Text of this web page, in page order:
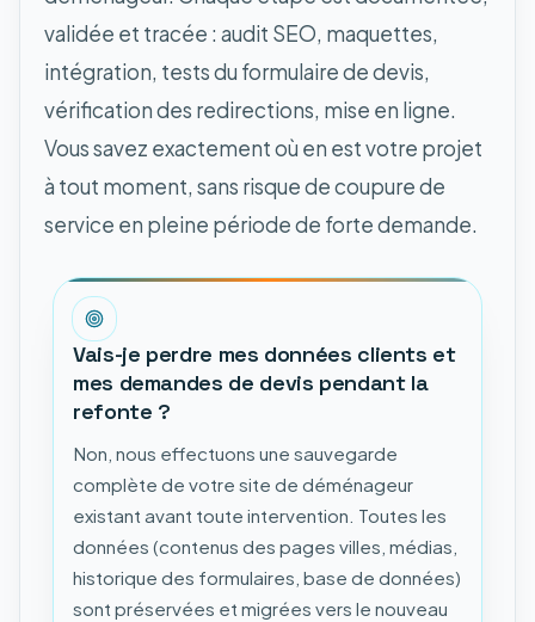
validée et tracée : audit SEO, maquettes,
intégration, tests du formulaire de devis,
vérification des redirections, mise en ligne.
Vous savez exactement où en est votre projet
à tout moment, sans risque de coupure de
service en pleine période de forte demande.
Vais-je perdre mes données clients et
mes demandes de devis pendant la
refonte ?
Non, nous effectuons une sauvegarde
complète de votre site de déménageur
existant avant toute intervention. Toutes les
données (contenus des pages villes, médias,
historique des formulaires, base de données)
sont préservées et migrées vers le nouveau